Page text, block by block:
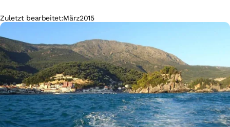
Zuletzt bearbeitet:März2015